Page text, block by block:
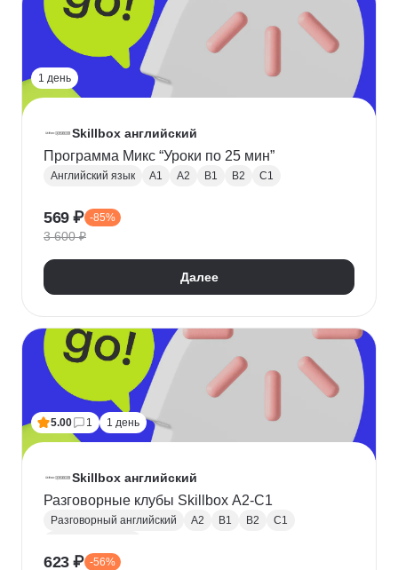
1 день
Skillbox английский
Программа Микс “Уроки по 25 мин”
Английский язык A1 A2 B1 B2 C1
569 ₽ -85%
3 600 ₽
Далее
5.00 1 1 день
Skillbox английский
Разговорные клубы Skillbox A2-C1
Разговорный английский A2 B1 B2
C1
623 ₽ -56%